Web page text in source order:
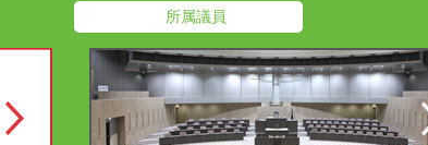
所属議員